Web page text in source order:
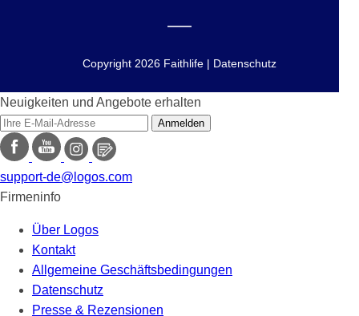
Copyright 2026 Faithlife | Datenschutz